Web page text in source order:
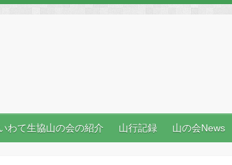
わて生協山の会の紹介 山行記録 山の会News